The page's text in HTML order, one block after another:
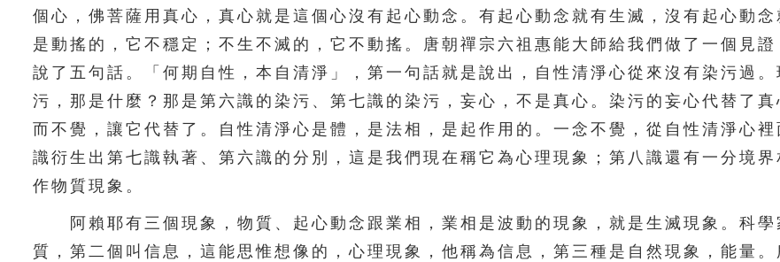
個心，佛菩薩用真心，真心就是這個心沒有起心動念。有起心動念就有生滅，沒有起心動
是動搖的，它不穩定；不生不滅的，它不動搖。唐朝禪宗六祖惠能大師給我們做了一個見
說了五句話。「何期自性，本自清淨」，第一句話就是說出，自性清淨心從來沒有染污過
污，那是什麼？那是第六識的染污、第七識的染污，妄心，不是真心。染污的妄心代替了
而不覺，讓它代替了。自性清淨心是體，是法相，是起作用的。一念不覺，從自性清淨心
識衍生出第七識執著、第六識的分別，這是我們現在稱它為心理現象；第八識還有一分境
作物質現象。
阿賴耶有三個現象，物質、起心動念跟業相，業相是波動的現象，就是生滅現象。科學
質，第二個叫信息，這能思惟想像的，心理現象，他稱為信息，第三種是自然現象，能量